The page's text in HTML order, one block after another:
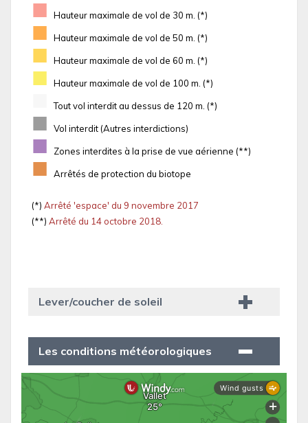
■ Hauteur maximale de vol de 30 m. (*)
■ Hauteur maximale de vol de 50 m. (*)
■ Hauteur maximale de vol de 60 m. (*)
■ Hauteur maximale de vol de 100 m. (*)
Tout vol interdit au dessus de 120 m. (*)
■ Vol interdit (Autres interdictions)
■ Zones interdites à la prise de vue aérienne (**)
■ Arrêtés de protection du biotope
(*) Arrêté 'espace' du 9 novembre 2017
(**) Arrêté du 14 octobre 2018.
Lever/coucher de soleil
Les conditions météorologiques